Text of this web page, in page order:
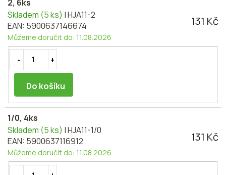
2, 6ks
Skladem (5 ks) | HJA11-2
EAN: 5900637146674
Můžeme doručit do: 11.08.2026
131 Kč
Do košíku
1/0, 4ks
Skladem (5 ks) | HJA11-1/0
EAN: 5900637116912
Můžeme doručit do: 11.08.2026
131 Kč